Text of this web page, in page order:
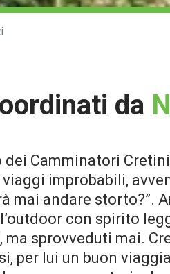
da
Camminatori
improbabili,
mai andare storto?”.
con spirito
ma sprovveduti mai.
per lui un buon